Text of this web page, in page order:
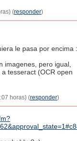
(responder)
le pasa por encima
imagenes, pero igual,
tesseract (OCR open
horas) (responder)